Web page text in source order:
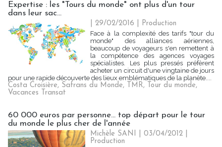
Expertise : les "Tours du monde" ont plus d'un tour
dans leur sac...
| 29/02/2016
Production
Face à la complexité des tarifs "tour du
monde" des alliances aériennes,
beaucoup de voyageurs s'en remettent à
la compétence des agences voyages
spécialistes. Les plus pressés préfèrent
acheter un circuit d'une vingtaine de jours
pour une rapide découverte des lieux emblématiques de la planète....
Costa Croisière, Safrans du Monde, TMR, Tour du monde,
Vacances Transat
60 000 euros par personne... top départ pour le tour
du monde le plus cher de l'année
Michèle SANI | 03/04/2012
Production